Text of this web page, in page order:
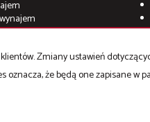
Zmiany ustawień
że będą one zapisane w